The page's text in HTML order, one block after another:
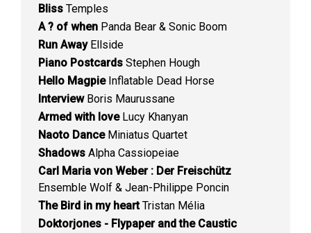
Bliss Temples
A ? of when Panda Bear & Sonic Boom
Run AwayEllside
Piano Postcards Stephen Hough
Hello MagpieInflatable Dead Horse
InterviewBoris Maurussane
Armed with loveLucy Khanyan
Naoto DanceMiniatus Quartet
Shadows Alpha Cassiopeiae
Carl Maria von Weber : Der Freischütz
Ensemble Wolf & Jean-Philippe Poncin
The Bird in my heartTristan Mélia
Doktorjones - Flypaper and the Caustic